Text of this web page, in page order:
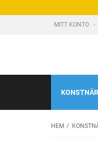
MITT KONTO
KONSTNÄR
HEM